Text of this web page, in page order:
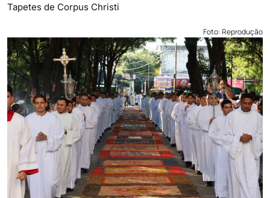
Tapetes de Corpus Christi
Foto: Reprodução